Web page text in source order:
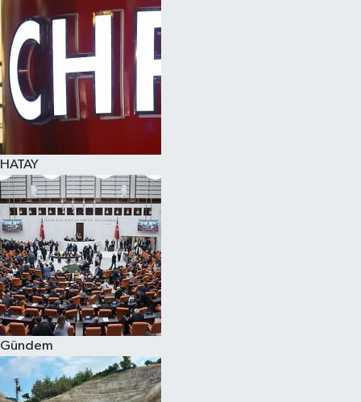
HATAY
Gündem
Spor
Teknoloji
Yaşam